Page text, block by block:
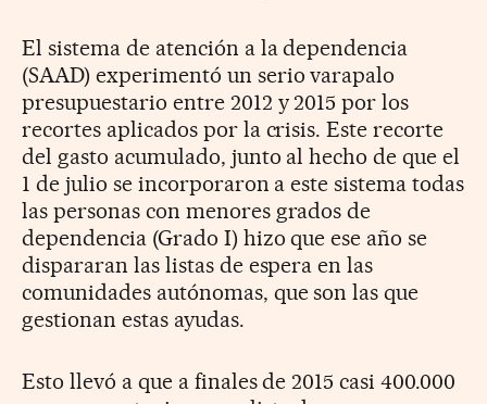
El sistema de atención a la dependencia
(SAAD) experimentó un serio varapalo
presupuestario entre 2012 y 2015 por los
recortes aplicados por la crisis. Este recorte
del gasto acumulado, junto al hecho de que el
1 de julio se incorporaron a este sistema todas
las personas con menores grados de
dependencia (Grado I) hizo que ese año se
dispararan las listas de espera en las
comunidades autónomas, que son las que
gestionan estas ayudas.
Esto llevó a que a finales de 2015 casi 400.000